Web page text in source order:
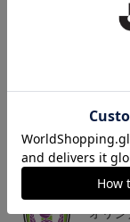
トピックス
オリジ